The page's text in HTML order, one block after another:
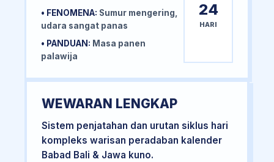
• FENOMENA: Sumur mengering,
udara sangat panas
• PANDUAN: Masa panen
palawija
24
HARI
WEWARAN LENGKAP
Sistem penjatahan dan urutan siklus hari
kompleks warisan peradaban kalender
Babad Bali & Jawa kuno.